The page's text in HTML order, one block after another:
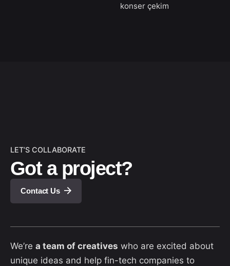
konser çekim
LET’S COLLABORATE
Got a project?
Contact Us
We’re a team of creatives who are excited about
unique ideas and help fin-tech companies to